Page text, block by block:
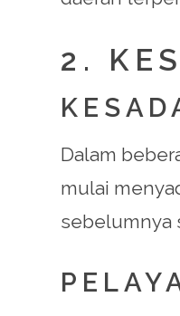
2.
Dalam
mulai
sebelumnya